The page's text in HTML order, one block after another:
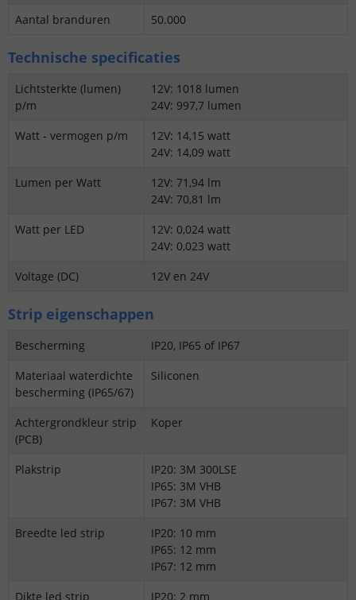
Aantal branduren
50.000
Technische specificaties
Lichtsterkte (lumen)
p/m
12V: 1018 lumen
24V: 997,7 lumen
Watt - vermogen p/m
12V: 14,15 watt
24V: 14,09 watt
Lumen per Watt
12V: 71,94 lm
24V: 70,81 lm
Watt per LED
12V: 0,024 watt
24V: 0,023 watt
Voltage (DC)
12V en 24V
Strip eigenschappen
Bescherming
IP20, IP65 of IP67
Materiaal waterdichte
bescherming (IP65/67)
Siliconen
Achtergrondkleur strip
(PCB)
Koper
Plakstrip
IP20: 3M 300LSE
IP65: 3M VHB
IP67: 3M VHB
Breedte led strip
IP20: 10 mm
IP65: 12 mm
IP67: 12 mm
Dikte led strip
IP20: 2 mm